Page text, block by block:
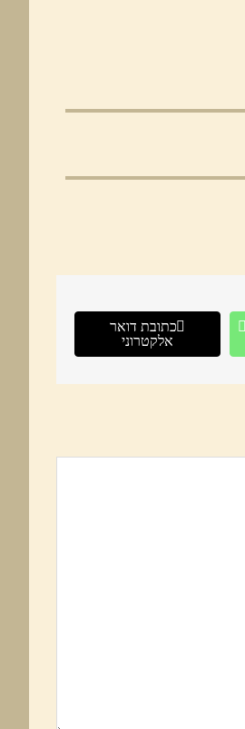
כתובת דואר
אלקטרוני